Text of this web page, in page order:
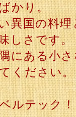
かり。
異国の料
しさです。
にある小
ください。
ルテック！